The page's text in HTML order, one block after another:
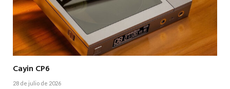
Cayin CP6
28 de julio de 2026